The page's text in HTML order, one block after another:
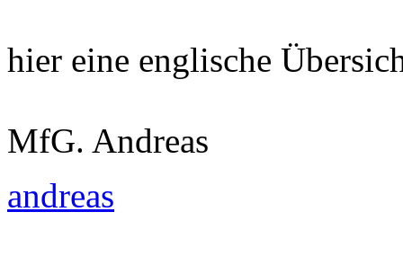
hier eine englische
MfG. Andreas
andreas